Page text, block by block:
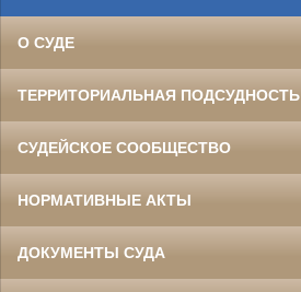
О СУДЕ
ТЕРРИТОРИАЛЬНАЯ ПОДСУДНОСТЬ
СУДЕЙСКОЕ СООБЩЕСТВО
НОРМАТИВНЫЕ АКТЫ
ДОКУМЕНТЫ СУДА